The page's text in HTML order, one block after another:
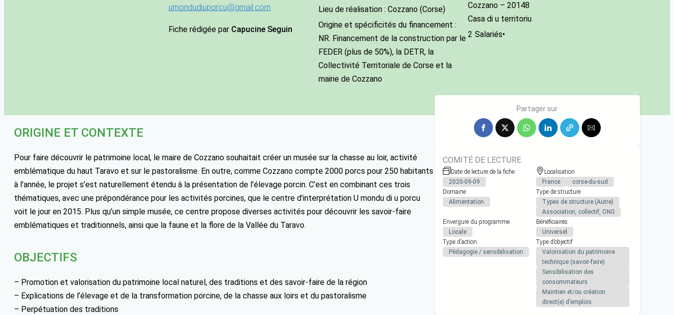
umondudiuporcu@gmail.com
Fiche rédigée par Capucine Seguin
Lieu de réalisation : Cozzano (Corse)
Origine et spécificités du financement :
NR. Financement de la construction par le
FEDER (plus de 50%), la DETR, la
Collectivité Territoriale de Corse et la
mairie de Cozzano
Cozzano – 20148
Casa di u territoriu
2 Salariés•
ORIGINE ET CONTEXTE
Pour faire découvrir le patrimoine local, le maire de Cozzano souhaitait créer un musée sur la chasse au loir, activité
emblématique du haut Taravo et sur le pastoralisme. En outre, comme Cozzano compte 2000 porcs pour 250 habitants
à l’année, le projet s’est naturellement étendu à la présentation de l’élevage porcin. C’est en combinant ces trois
thématiques, avec une prépondérance pour les activités porcines, que le centre d’interprétation U mondu di u porcu
voit le jour en 2015. Plus qu’un simple musée, ce centre propose diverses activités pour découvrir les savoir-faire
emblématiques et traditionnels, ainsi que la faune et la flore de la Vallée du Taravo.
OBJECTIFS
– Promotion et valorisation du patrimoine local naturel, des traditions et des savoir-faire de la région
– Explications de l’élevage et de la transformation porcine, de la chasse aux loirs et du pastoralisme
– Perpétuation des traditions
Partager sur
COMITÉ DE LECTURE
Date de lecture de la fiche
2020-09-09
Localisation
France
corse-du-sud
Domaine
Alimentation
Type de structure
Types de structure (Autre)
Association, collectif, ONG
Envergure du programme
Locale
Bénéficiaires
Universel
Type d’action
Pédagogie / sensibilisation
Type d’objectif
Valorisation du patrimoine
technique (savoir-faire)
Sensibilisation des
consommateurs
Maintien et/ou création
direct(e) d’emplois